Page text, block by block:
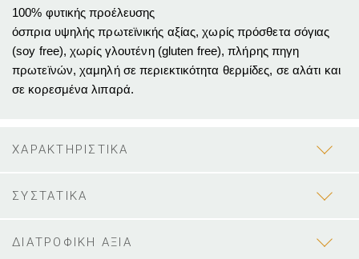
100% φυτικής προέλευσης
όσπρια υψηλής πρωτεϊνικής αξίας, χωρίς πρόσθετα σόγιας
(soy free), χωρίς γλουτένη (gluten free), πλήρης πηγη
πρωτεϊνών, χαμηλή σε περιεκτικότητα θερμίδες, σε αλάτι και
σε κορεσμένα λιπαρά.
ΧΑΡΑΚΤΗΡΙΣΤΙΚΑ
ΣΥΣΤΑΤΙΚΑ
ΔΙΑΤΡΟΦΙΚΗ ΑΞΙΑ